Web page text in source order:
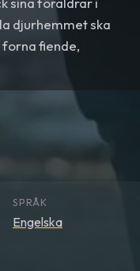
djurhemmet ska
fiende,
SPRÅK
Engelska